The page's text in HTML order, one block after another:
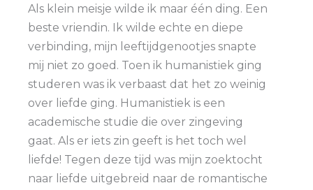
Als klein meisje wilde ik maar één ding. Een
beste vriendin. Ik wilde echte en diepe
verbinding, mijn leeftijdgenootjes snapte
mij niet zo goed. Toen ik humanistiek ging
studeren was ik verbaast dat het zo weinig
over liefde ging. Humanistiek is een
academische studie die over zingeving
gaat. Als er iets zin geeft is het toch wel
liefde! Tegen deze tijd was mijn zoektocht
naar liefde uitgebreid naar de romantische